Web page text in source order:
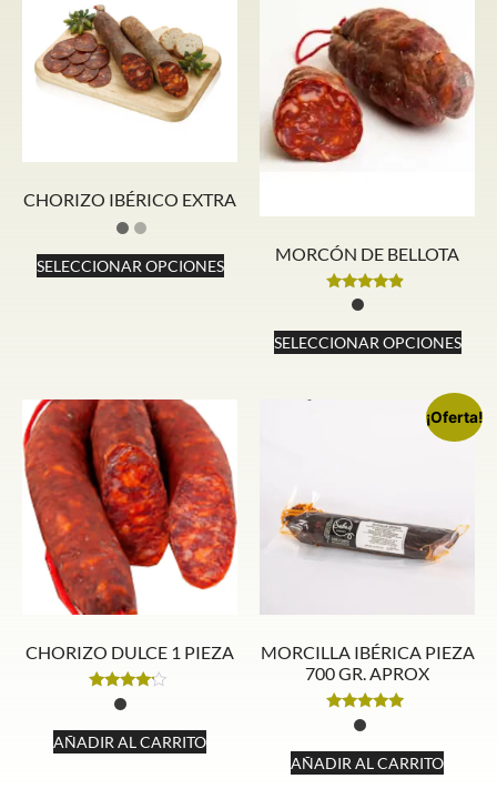
CHORIZO IBÉRICO EXTRA
SELECCIONAR OPCIONES
MORCÓN DE BELLOTA
Valorado
4.67
de 5
SELECCIONAR OPCIONES
CHORIZO DULCE 1 PIEZA
Valorado
4.00
de 5
AÑADIR AL CARRITO
¡Oferta!
MORCILLA IBÉRICA PIEZA
700 GR. APROX
Valorado
5.00
de 5
AÑADIR AL CARRITO